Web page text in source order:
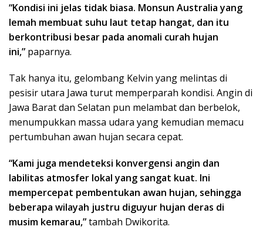
“Kondisi ini jelas tidak biasa. Monsun Australia yang
lemah membuat suhu laut tetap hangat, dan itu
berkontribusi besar pada anomali curah hujan
ini,” paparnya.
Tak hanya itu, gelombang Kelvin yang melintas di
pesisir utara Jawa turut memperparah kondisi. Angin di
Jawa Barat dan Selatan pun melambat dan berbelok,
menumpukkan massa udara yang kemudian memacu
pertumbuhan awan hujan secara cepat.
“Kami juga mendeteksi konvergensi angin dan
labilitas atmosfer lokal yang sangat kuat. Ini
mempercepat pembentukan awan hujan, sehingga
beberapa wilayah justru diguyur hujan deras di
musim kemarau,”tambah Dwikorita.